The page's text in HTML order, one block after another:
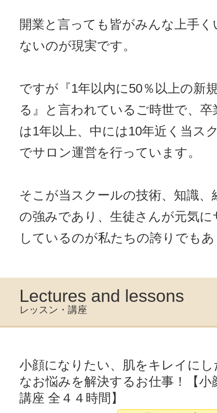
開業と言っても皆がみんな上手
ないのが現実です。
ですが『1年以内に50％以上の新
る』と言われているご時世で、
は1年以上、中には10年近く当ス
でサロン運営を行っています。
そこが当スクールの技術、知識、
の強みであり、生徒さんが元気
しているのが私たちの誇りでも
Lectures and lessons
レッスン・講座
小顔になりたい、肌をキレイに
なお悩みを解決するお仕事！【小
講座 全４４時間】